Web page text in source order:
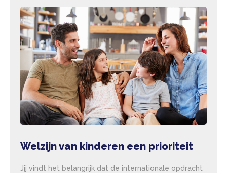
Welzijn van kinderen een prioriteit
Jij vindt het belangrijk dat de internationale opdracht